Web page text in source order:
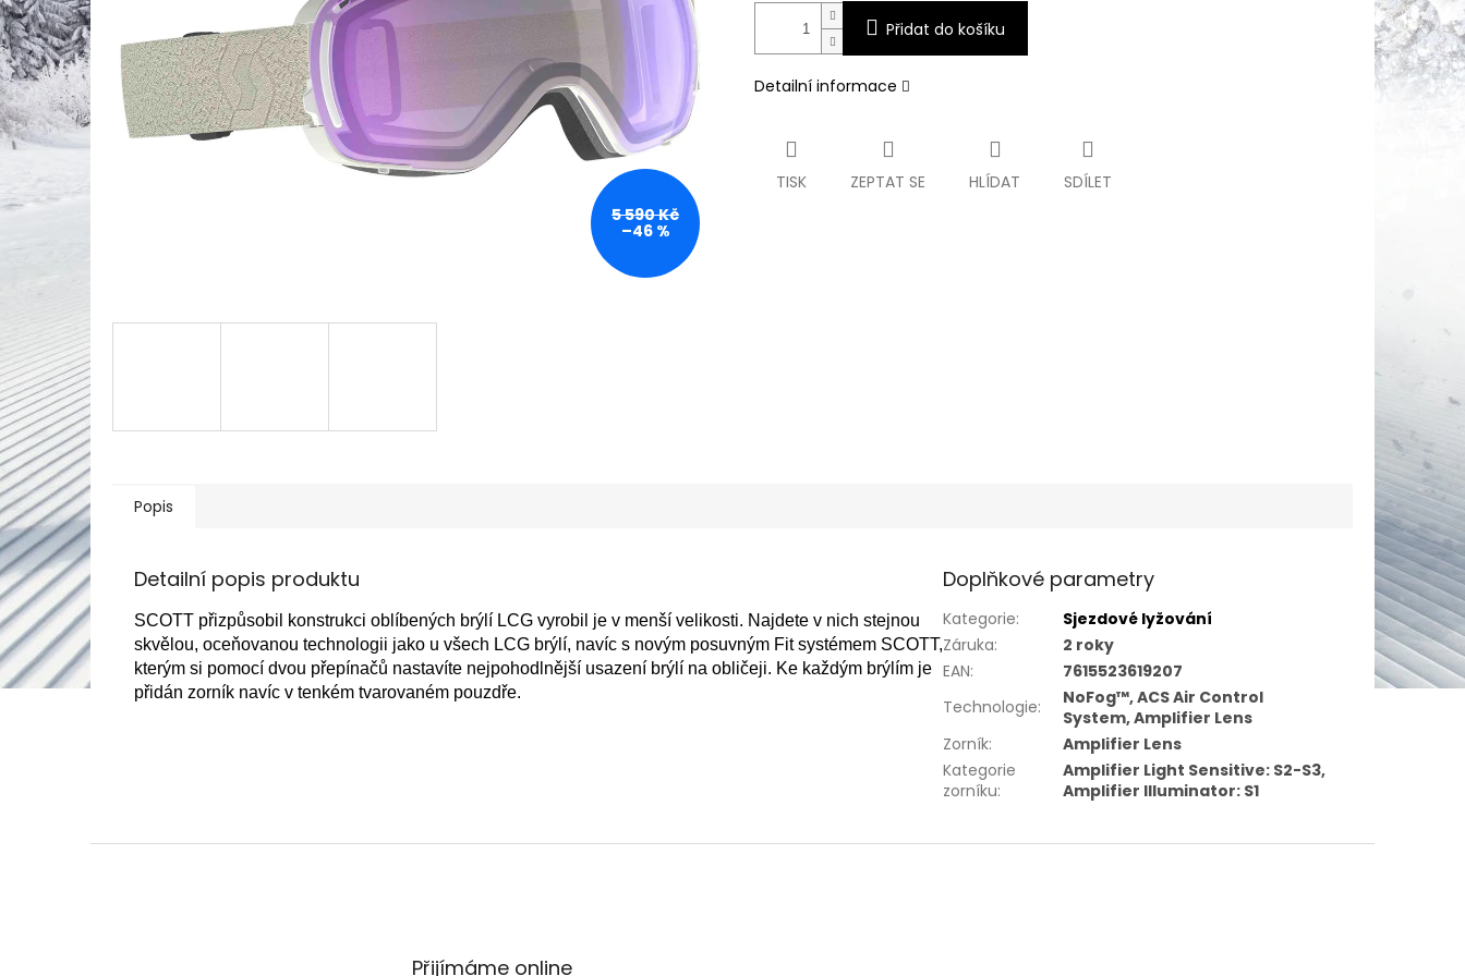
5 590 Kč
–46 %
Přidat do košíku
Detailní informace
TISK ZEPTAT SE HLÍDAT SDÍLET
Popis
Detailní popis produktu
SCOTT přizpůsobil konstrukci oblíbených brýlí LCG vyrobil je v menší velikosti. Najdete v nich stejnou
skvělou, oceňovanou technologii jako u všech LCG brýlí, navíc s novým posuvným Fit systémem SCOTT,
kterým si pomocí dvou přepínačů nastavíte nejpohodlnější usazení brýlí na obličeji. Ke každým brýlím je
přidán zorník navíc v tenkém tvarovaném pouzdře.
Doplňkové parametry
Kategorie:
Sjezdové lyžování
Záruka:
2 roky
EAN:
7615523619207
Technologie:
NoFog™, ACS Air Control
System, Amplifier Lens
Zorník:
Amplifier Lens
Kategorie
zorníku:
Amplifier Light Sensitive: S2-S3,
Amplifier Illuminator: S1
Přijímáme online